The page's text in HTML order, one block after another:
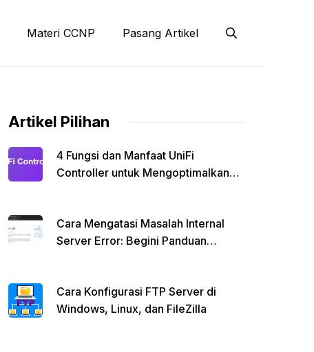
Materi CCNP Pasang Artikel
Artikel Pilihan
4 Fungsi dan Manfaat UniFi
Controller untuk Mengoptimalkan
Cara Mengatasi Masalah Internal
Server Error: Begini Panduan
Cara Konfigurasi FTP Server di
Windows, Linux, dan FileZilla